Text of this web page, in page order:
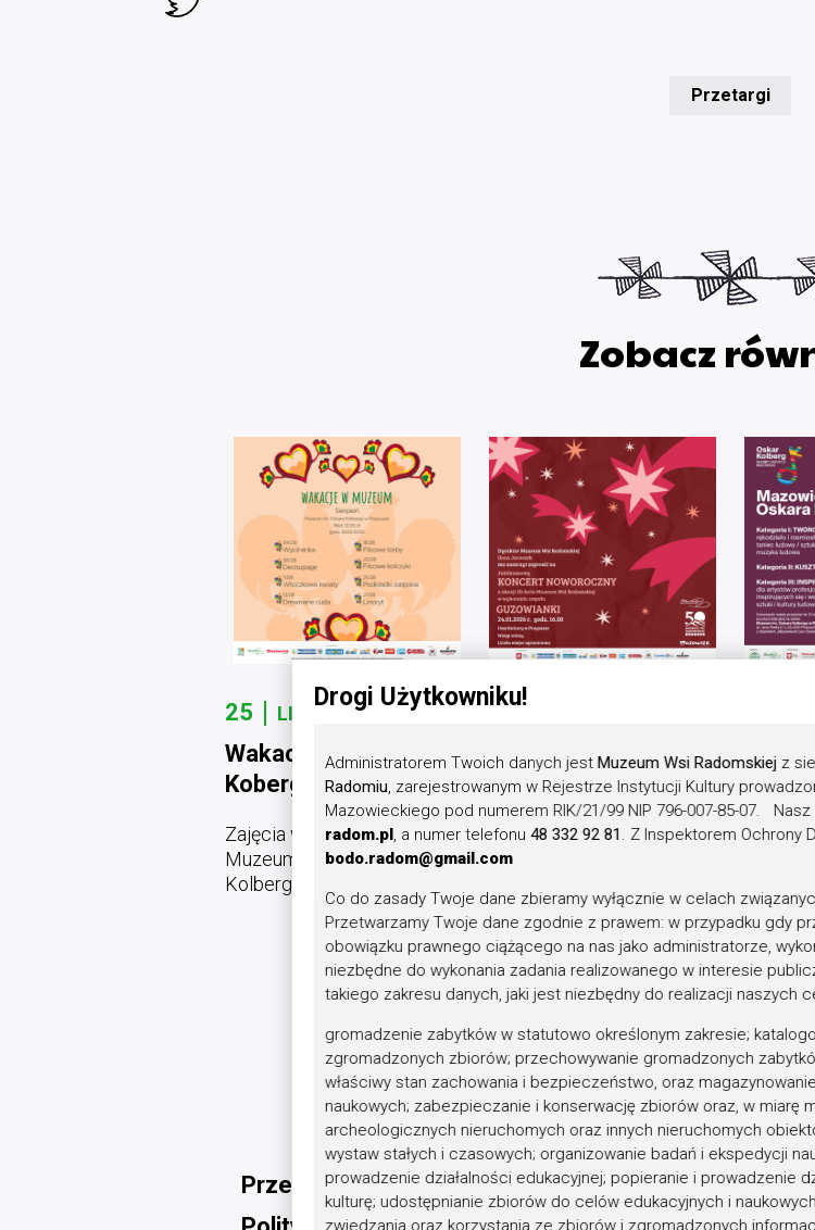
Przetargi
Zobacz
25 LIP
Wakacje w Muzeum
Koberga
Zajęcia wakacyjne w
Muzeum im. Oskara
Kolberga w Przysusze
24
Koncert Noworoczny
z okazji 50-lecia
Muzeum Wsi
Radomskiej w
GUZOWIANKI
Laur
Przetargi
Znajdź nas na:
Drogi Użytkowniku!
Administratorem Twoich danych jest Muzeum Wsi Radomskiej z
Radomiu , zarejestrowanym w Rejestrze Instytucji Kultury
Mazowieckiego pod numerem RIK/21/99 NIP 796-007-85-07. Nasz
radom.pl, a numer telefonu 48 332 92 81
. Z Inspektorem Ochrony
bodo.radom@gmail.com
Co do zasady Twoje dane zbieramy wyłącznie w celach
Przetwarzamy Twoje dane zgodnie z prawem: w przypadku gdy
obowiązku prawnego ciążącego na nas jako administratorze,
niezbędne do wykonania zadania realizowanego w interesie
takiego zakresu danych, jaki jest niezbędny do realizacji naszych
gromadzenie zabytków w statutowo określonym zakresie;
zgromadzonych zbiorów; przechowywanie gromadzonych
właściwy stan zachowania i bezpieczeństwo, oraz
naukowych; zabezpieczanie i konserwację zbiorów oraz, w miarę
archeologicznych nieruchomych oraz innych nieruchomych
wystaw stałych i czasowych; organizowanie badań i ekspedycji
prowadzenie działalności edukacyjnej; popieranie i prowadzenie
kulturę; udostępnianie zbiorów do celów edukacyjnych i
zwiedzania oraz korzystania ze zbiorów i zgromadzonych